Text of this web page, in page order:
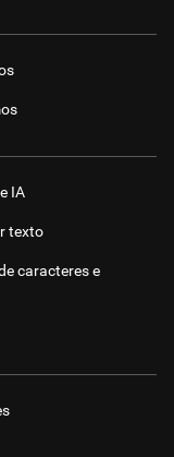
IA
texto
caracteres e